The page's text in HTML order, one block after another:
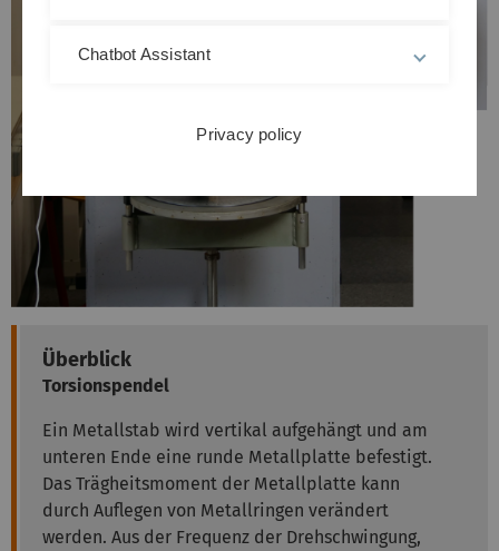
Überblick
Torsionspendel
Ein Metallstab wird vertikal aufgehängt und am
unteren Ende eine runde Metallplatte befestigt.
Das Trägheitsmoment der Metallplatte kann
durch Auflegen von Metallringen verändert
werden. Aus der Frequenz der Drehschwingung,
Chatbot Assistant
Privacy policy